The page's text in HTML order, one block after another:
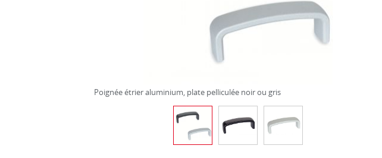
Poignée étrier aluminium, plate pelliculée noir ou gris